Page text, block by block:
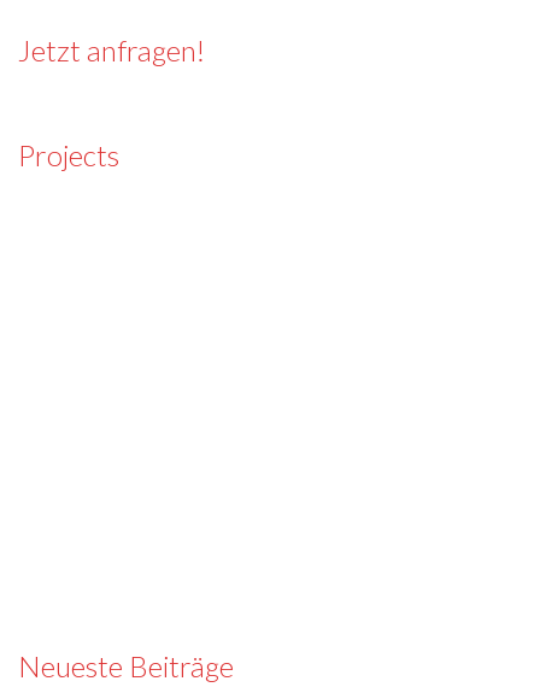
Jetzt anfragen!
Projects
Neueste Beiträge